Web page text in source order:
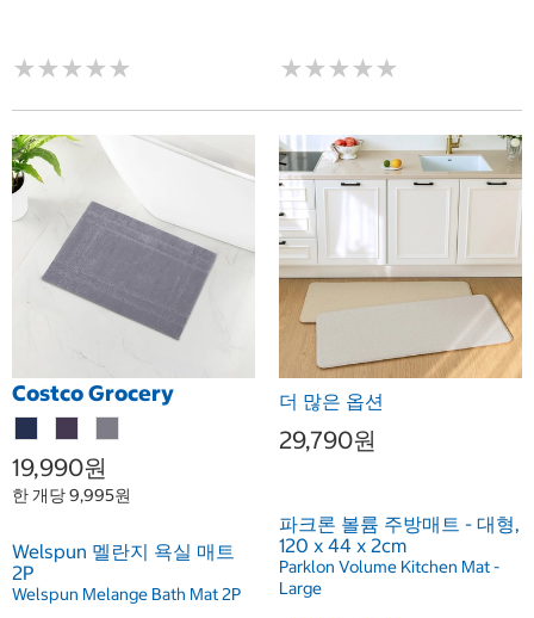
★★★★★
★★★★★ ★★★★★
★★★★★
Costco Grocery
19,990원
한 개당 9,995원
Welspun 멜란지 욕실 매트
2P
Welspun Melange Bath Mat 2P
더 많은 옵션
29,790원
파크론 볼륨 주방매트 - 대형,
120 x 44 x 2cm
Parklon Volume Kitchen Mat -
Large